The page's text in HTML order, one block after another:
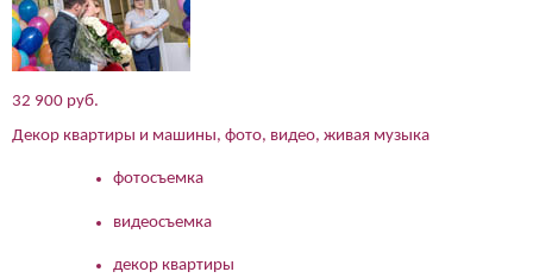
32 900 руб.
Декор квартиры и машины, фото, видео, живая музыка
фотосъемка
видеосъемка
декор квартиры